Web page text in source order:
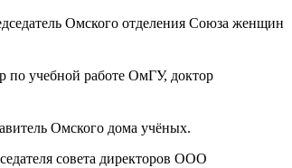
Омского отделения Союза женщин
учебной работе ОмГУ, доктор
Омского дома учёных.
совета директоров ООО